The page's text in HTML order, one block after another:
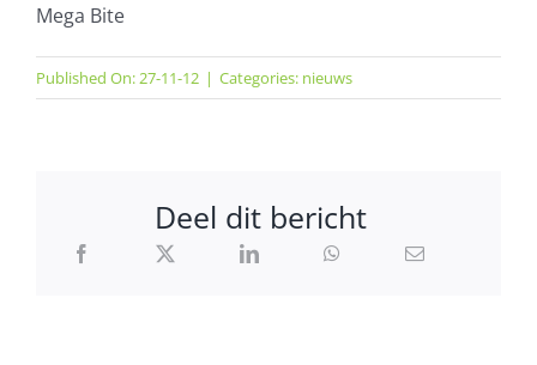
Mega Bite
Published On: 27-11-12 | Categories: nieuws
Deel dit bericht